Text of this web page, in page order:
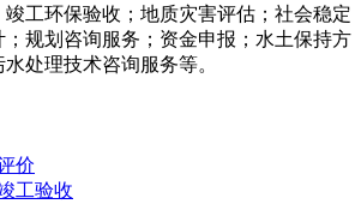
工环保验收；地质灾害评估；社会稳定
；规划咨询服务；资金申报；水土保持方
处理技术咨询服务等。
价
工验收